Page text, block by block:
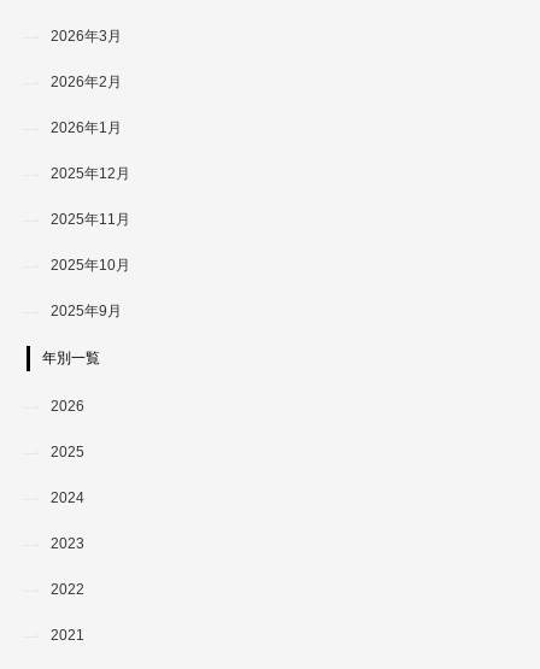
2026年3月
2026年2月
2026年1月
2025年12月
2025年11月
2025年10月
2025年9月
年別一覧
2026
2025
2024
2023
2022
2021